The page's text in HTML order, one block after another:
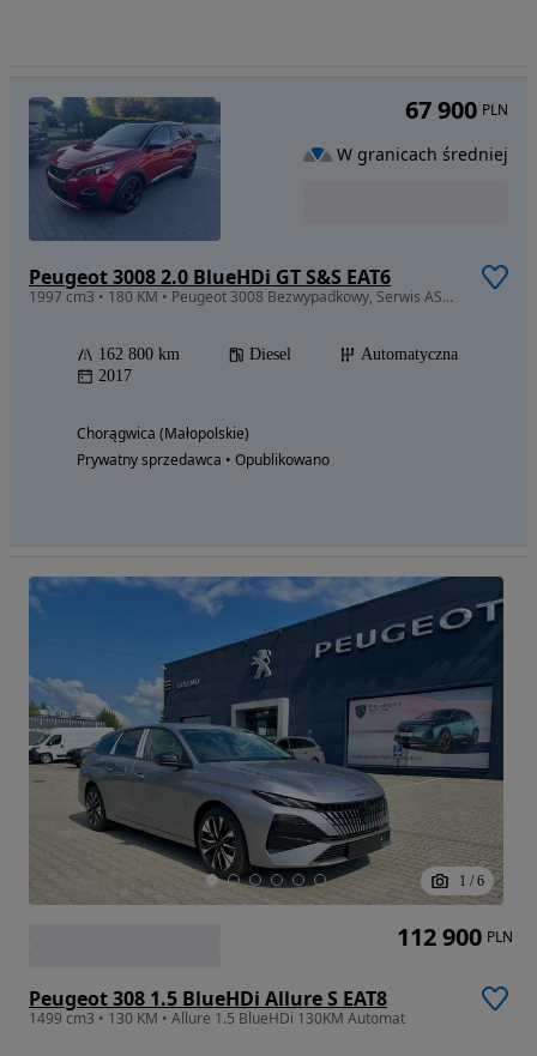
Peugeot 3008 2.0 BlueHDi GT S&S EAT6
1997 cm3 • 180 KM • Peugeot 3008 Bezwypadkowy, Serwis ASO, bardzo bogate wyposażenie
162 800 km Diesel
Automatyczna
2017
Chorągwica (Małopolskie)
Prywatny sprzedawca • Opublikowano
67 900 PLN
W granicach średniej
1 / 6
Peugeot 308 1.5 BlueHDi Allure S EAT8
1499 cm3 • 130 KM • Allure 1.5 BlueHDi 130KM Automat
112 900 PLN